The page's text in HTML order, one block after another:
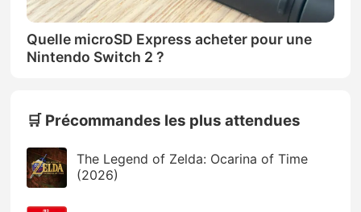
Quelle microSD Express acheter pour une
Nintendo Switch 2 ?
🛒 Précommandes les plus attendues
The Legend of Zelda: Ocarina of Time
(2026)